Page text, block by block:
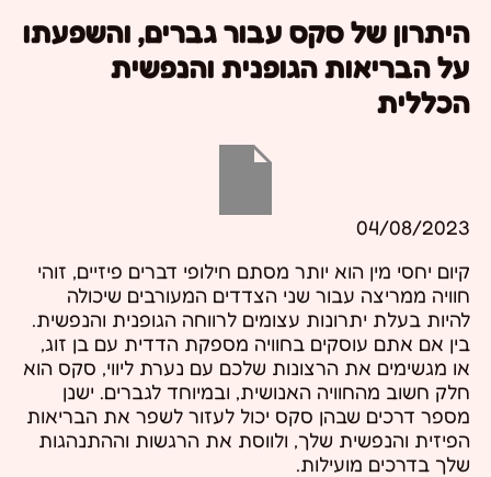
היתרון של סקס עבור גברים, והשפעתו
על הבריאות הגופנית והנפשית
הכללית
04/08/2023
קיום יחסי מין הוא יותר מסתם חילופי דברים פיזיים, זוהי
חוויה ממריצה עבור שני הצדדים המעורבים שיכולה
להיות בעלת יתרונות עצומים לרווחה הגופנית והנפשית.
בין אם אתם עוסקים בחוויה מספקת הדדית עם בן זוג,
או מגשימים את הרצונות שלכם עם נערת ליווי, סקס הוא
חלק חשוב מהחוויה האנושית, ובמיוחד לגברים. ישנן
מספר דרכים שבהן סקס יכול לעזור לשפר את הבריאות
הפיזית והנפשית שלך, ולווסת את הרגשות וההתנהגות
שלך בדרכים מועילות.